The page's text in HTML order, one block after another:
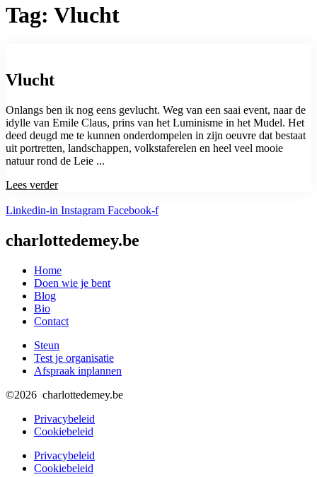
Tag: Vlucht
Vlucht
Onlangs ben ik nog eens gevlucht. Weg van een saai event, naar de
idylle van Emile Claus, prins van het Luminisme in het Mudel. Het
deed deugd me te kunnen onderdompelen in zijn oeuvre dat bestaat
uit portretten, landschappen, volkstaferelen en heel veel mooie
natuur rond de Leie ...
Lees verder
Linkedin-in Instagram Facebook-f
charlottedemey.be
Home
Doen wie je bent
Blog
Bio
Contact
Steun
Test je organisatie
Afspraak inplannen
©2026 charlottedemey.be
Privacybeleid
Cookiebeleid
Privacybeleid
Cookiebeleid